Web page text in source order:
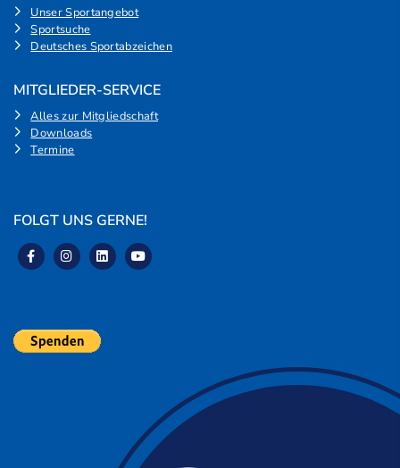
Unser Sportangebot
Sportsuche
Deutsches Sportabzeichen
MITGLIEDER-SERVICE
Alles zur Mitgliedschaft
Downloads
Termine
FOLGT UNS GERNE!